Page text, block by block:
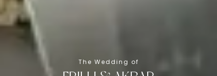
The Wedding of
The Wedding of